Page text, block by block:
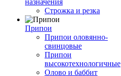
назначения
Строжка и резка
Припои
Припои оловянно-
свинцовые
Припои
высокотехнологичные
Олово и баббит